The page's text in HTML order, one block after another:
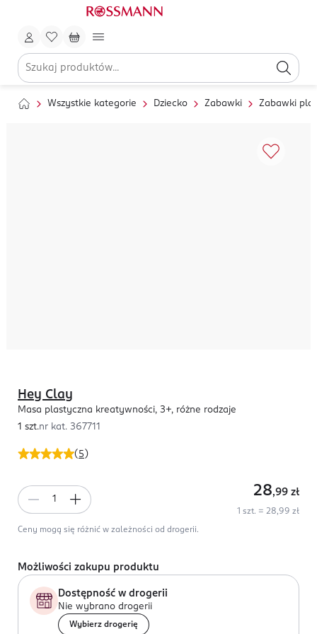
Wszystkie kategorie Dziecko Zabawki Zabawki
( 5 )
Hey Clay
Masa plastyczna kreatywności, 3+, różne rodzaje
1 szt.nr kat. 367711
28,99 zł
1 szt. = 28,99 zł
Ceny mogą się różnić w zależności od drogerii.
Możliwości zakupu produktu
Dostępność w drogerii
Nie wybrano drogerii
Wybierz drogerię